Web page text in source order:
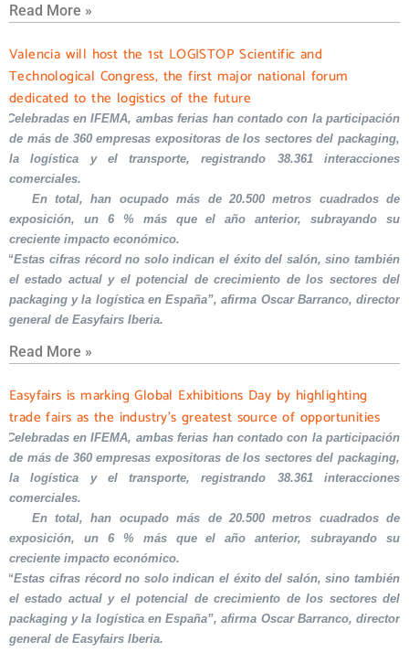
Read More »
Valencia will host the 1st LOGISTOP Scientific and
Technological Congress, the first major national forum
dedicated to the logistics of the future
Celebradas en IFEMA, ambas ferias han contado con la participación
de más de 360 empresas expositoras de los sectores del packaging,
la logística y el transporte, registrando 38.361 interacciones
comerciales.
En total, han ocupado más de 20.500 metros cuadrados de
exposición, un 6 % más que el año anterior, subrayando su
creciente impacto económico.
“Estas cifras récord no solo indican el éxito del salón, sino también
el estado actual y el potencial de crecimiento de los sectores del
packaging y la logística en España”, afirma Oscar Barranco, director
general de Easyfairs Iberia.
Read More »
Easyfairs is marking Global Exhibitions Day by highlighting
trade fairs as the industry’s greatest source of opportunities
Celebradas en IFEMA, ambas ferias han contado con la participación
de más de 360 empresas expositoras de los sectores del packaging,
la logística y el transporte, registrando 38.361 interacciones
comerciales.
En total, han ocupado más de 20.500 metros cuadrados de
exposición, un 6 % más que el año anterior, subrayando su
creciente impacto económico.
“Estas cifras récord no solo indican el éxito del salón, sino también
el estado actual y el potencial de crecimiento de los sectores del
packaging y la logística en España”, afirma Oscar Barranco, director
general de Easyfairs Iberia.